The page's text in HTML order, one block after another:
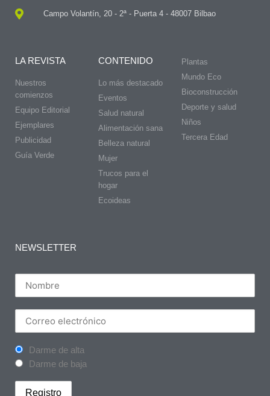
Campo Volantín, 20 - 2ª - Puerta 4 - 48007 Bilbao
LA REVISTA
Nuestros
comienzos
Equipo Editorial
Ejemplares
Publicidad
Guía Verde
CONTENIDO
Lo más destacado
Eventos
Salud natural
Alimentación sana
Belleza natural
Mujer
Trucos para el
hogar
Ecoideas
Plantas
Mundo Eco
Bioconstrucción
Deporte y salud
Niños
Tercera Edad
NEWSLETTER
Darme de alta
Darme de baja